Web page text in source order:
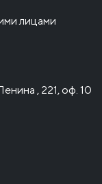
лицами
, 221, оф. 10